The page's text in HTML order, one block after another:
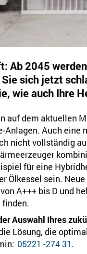
Ab 2045
sich jetzt
wie auch Ihre
auf dem aktuellen
Anlagen. Auch
nicht vollständig
für eine
Ölkessel sein.
A+++ bis D und
Auswahl Ihres
Lösung, die
05221 -274 31 .